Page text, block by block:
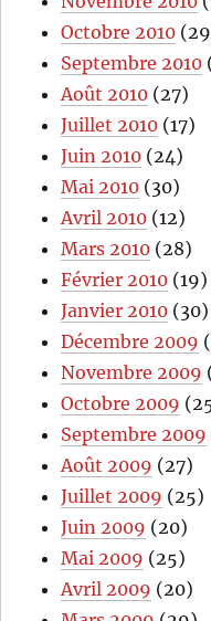
Octobre 2010
Septembre 2010
Août 2010 (27)
Juillet 2010 (17)
Juin 2010 (24)
Mai 2010 (30)
Avril 2010 (12)
Mars 2010 (28)
Février 2010 (19)
Janvier 2010 (30)
Décembre 2009
Novembre 2009
Octobre 2009
Septembre 2009
Août 2009 (27)
Juillet 2009 (25)
Juin 2009 (20)
Mai 2009 (25)
Avril 2009 (20)